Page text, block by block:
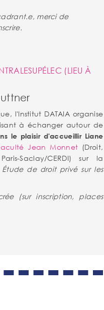
merci de
(LIEU À
l'Institut DATAIA organise
à échanger autour de
le plaisir d'accueillir Liane
Jean Monnet (Droit,
Saclay/CERDI) sur la
de droit privé sur les
(sur inscription, places